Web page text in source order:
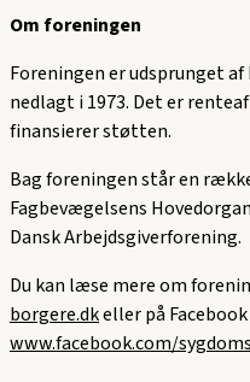
Om foreningen
Foreningen er udsprunget af
nedlagt i 1973. Det er
finansierer støtten.
Bag foreningen står en
Fagbevægelsens
Dansk Arbejdsgiverforening.
Du kan læse mere om
borgere.dkellerpå Facebook
www.facebook.com/